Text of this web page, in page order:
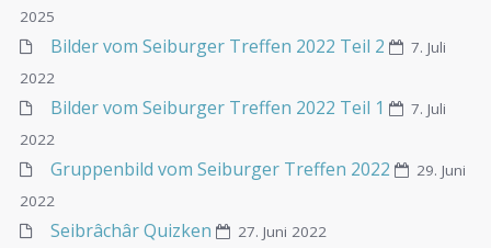
2025
Bilder vom Seiburger Treffen 2022 Teil 2
7. Juli
2022
Bilder vom Seiburger Treffen 2022 Teil 1
7. Juli
2022
Gruppenbild vom Seiburger Treffen 2022
29. Juni
2022
Seibrâchâr Quizken 27. Juni 2022